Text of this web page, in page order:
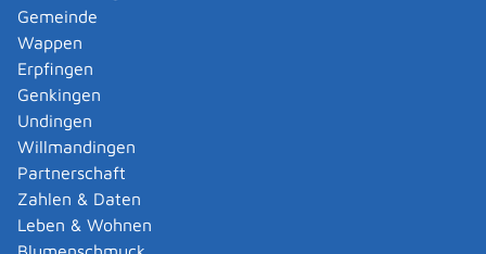
Gemeinde
Wappen
Erpfingen
Genkingen
Undingen
Willmandingen
Partnerschaft
Zahlen & Daten
Leben & Wohnen
Adoption - sich als Adoptiveltern bewerben
Adoption eines ausländischen Kindes -
Beurkundung im Geburtenregister beantragen
Adoption eines ausländischen Kindes -
Umwandlung einer schwachen in eine starke
Adoption beantragen
Adoption eines deutschen Kindes - Beurkundung
von Amts wegen
Adoption eines erwachsenen Menschen beantragen
Adoptionspflege eines minderjährigen Kindes